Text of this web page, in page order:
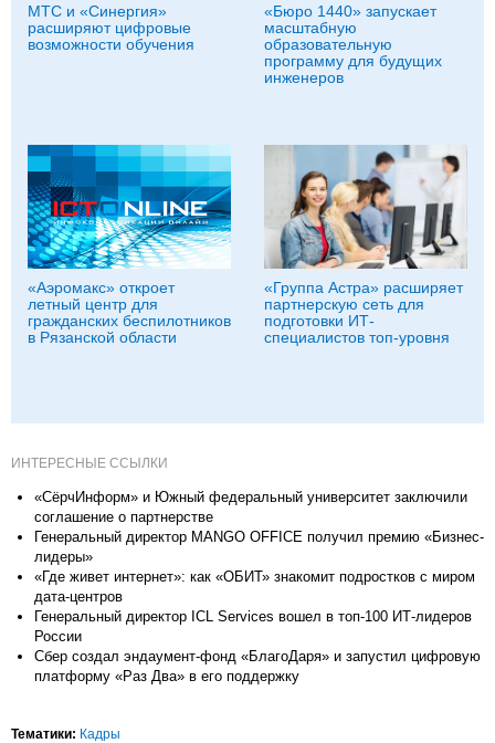
МТС и «Синергия»
расширяют цифровые
возможности обучения
«Бюро 1440» запускает
масштабную
образовательную
программу для будущих
инженеров
«Аэромакс» откроет
летный центр для
гражданских беспилотников
в Рязанской области
«Группа Астра» расширяет
партнерскую сеть для
подготовки ИТ-
специалистов топ-уровня
ИНТЕРЕСНЫЕ ССЫЛКИ
«СёрчИнформ» и Южный федеральный университет заключили
соглашение о партнерстве
Генеральный директор MANGO OFFICE получил премию «Бизнес-
лидеры»
«Где живет интернет»: как «ОБИТ» знакомит подростков с миром
дата-центров
Генеральный директор ICL Services вошел в топ-100 ИТ-лидеров
России
Сбер создал эндаумент-фонд «БлагоДаря» и запустил цифровую
платформу «Раз Два» в его поддержку
Тематики: Кадры